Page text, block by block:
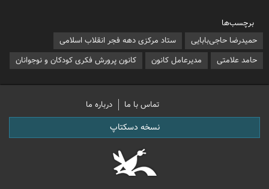
برچسب‌ها
حمیدرضا حاجی‌بابایی
ستاد مرکزی دهه فجر انقلاب اسلامی
حامد علامتی
مدیرعامل کانون کانون پرورش فکری کودکان و نوجوانان
تماس با ما درباره ما
نسخه دسکتاپ